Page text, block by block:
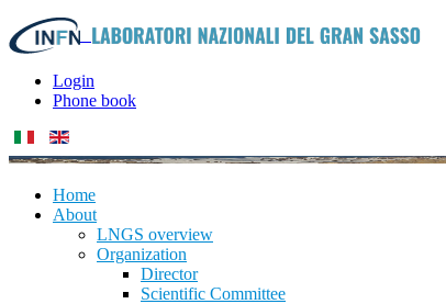
Login
Phone book
Home
About
LNGS overview
Organization
Director
Scientific Committee